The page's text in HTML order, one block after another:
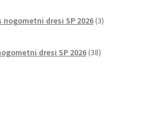
nogometni dresi SP 2026 3izdelki
dresi SP 2026 38izdelkov